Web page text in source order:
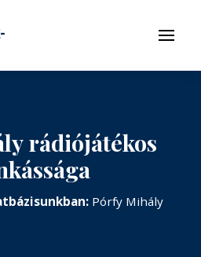
Menü
rádiójátékos
Pórfy Mihály